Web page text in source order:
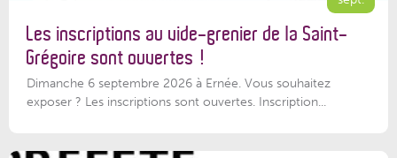
Les inscriptions au vide-grenier de la Saint-
Grégoire sont ouvertes !
Dimanche 6 septembre 2026 à Ernée. Vous souhaitez
exposer ? Les inscriptions sont ouvertes. Inscription...